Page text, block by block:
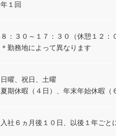
年１回
８：３０～１７：３０（休憩１２：
＊勤務地によって異なります
日曜、祝日、土曜
夏期休暇（４日）、年末年始休暇（
入社６ヵ月後１０日、以後１年ごと